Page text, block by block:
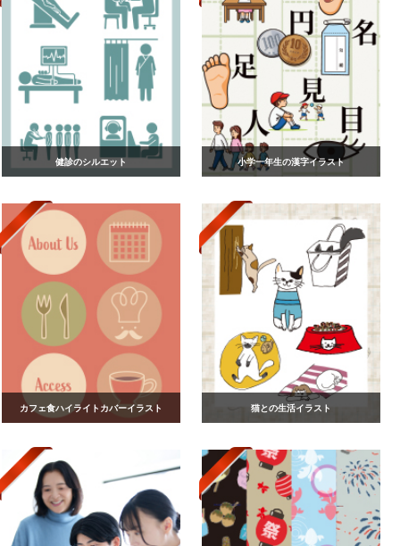
健診のシルエット 小学一年生の漢字イラスト
カフェ食ハイライトカバーイラスト 猫との生活イラスト